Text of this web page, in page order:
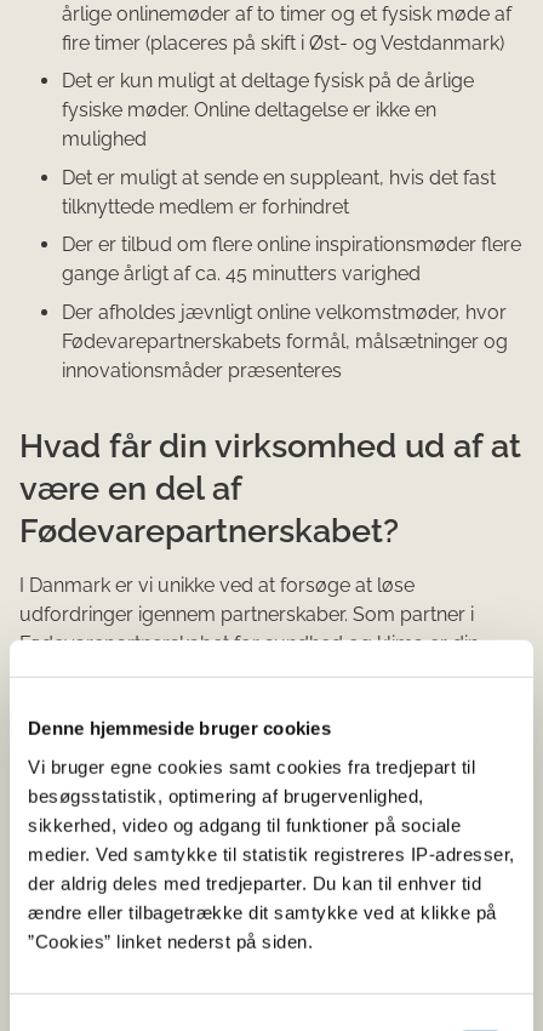
Denne hjemmeside bruger cookies
Vi bruger egne cookies samt cookies fra tredjepart til
besøgsstatistik, optimering af brugervenlighed,
sikkerhed, video og adgang til funktioner på sociale
medier. Ved samtykke til statistik registreres IP-adresser,
der aldrig deles med tredjeparter. Du kan til enhver tid
ændre eller tilbagetrække dit samtykke ved at klikke på
”Cookies” linket nederst på siden.
årlige onlinemøder af to timer og et fysisk møde af
fire timer (placeres på skift i Øst- og Vestdanmark)
Det er kun muligt at deltage fysisk på de årlige
fysiske møder. Online deltagelse er ikke en
mulighed
Det er muligt at sende en suppleant, hvis det fast
tilknyttede medlem er forhindret
Der er tilbud om flere online inspirationsmøder flere
gange årligt af ca. 45 minutters varighed
Der afholdes jævnligt online velkomstmøder, hvor
Fødevarepartnerskabets formål, målsætninger og
innovationsmåder præsenteres
Hvad får din virksomhed ud af at
være en del af
Fødevarepartnerskabet?
I Danmark er vi unikke ved at forsøge at løse
udfordringer igennem partnerskaber. Som partner i
Fødevarepartnerskabet for sundhed og klima er din
virksomhed med til at gøre en forskel for den
alle at vælge velsmagende, sundere fødevarer og
måltider, der samtidig tager hensyn til klimaet.
Fødevarepartnerskabet består af partnere fra hele
fødevarebranchen, som inden for konkurrencelovens
rammer deler erfaringer og resultater for at inspirere til
opfyldelse af den fælles målsætning. På den måde
bliver din virksomhed en del af et stærkt og
meningsfyldt netværk.
Din virksomhed får indflydelse på mål og planer, og I